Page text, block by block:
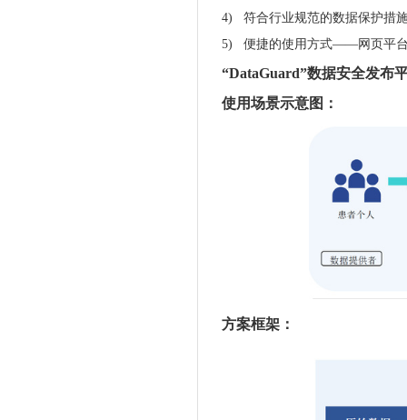
4)
符合行业规范的数据保护措
5)
便捷的使用方式——网页平
“DataGuard”数据安全发布
使用场景示意图：
方案框架：